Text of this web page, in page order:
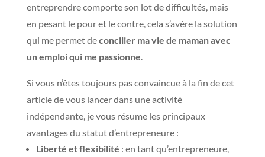
entreprendre comporte son lot de difficultés, mais
en pesant le pour et le contre, cela s’avère la solution
qui me permet deconcilier ma vie de maman avec
un emploi qui me passionne
Si vous n’êtes toujours pas convaincue à la fin de cet
article de vous lancer dans une activité
indépendante, je vous résume les principaux
avantages du statut d’entrepreneure :
Liberté et flexibilité : en tant qu’entrepreneure,